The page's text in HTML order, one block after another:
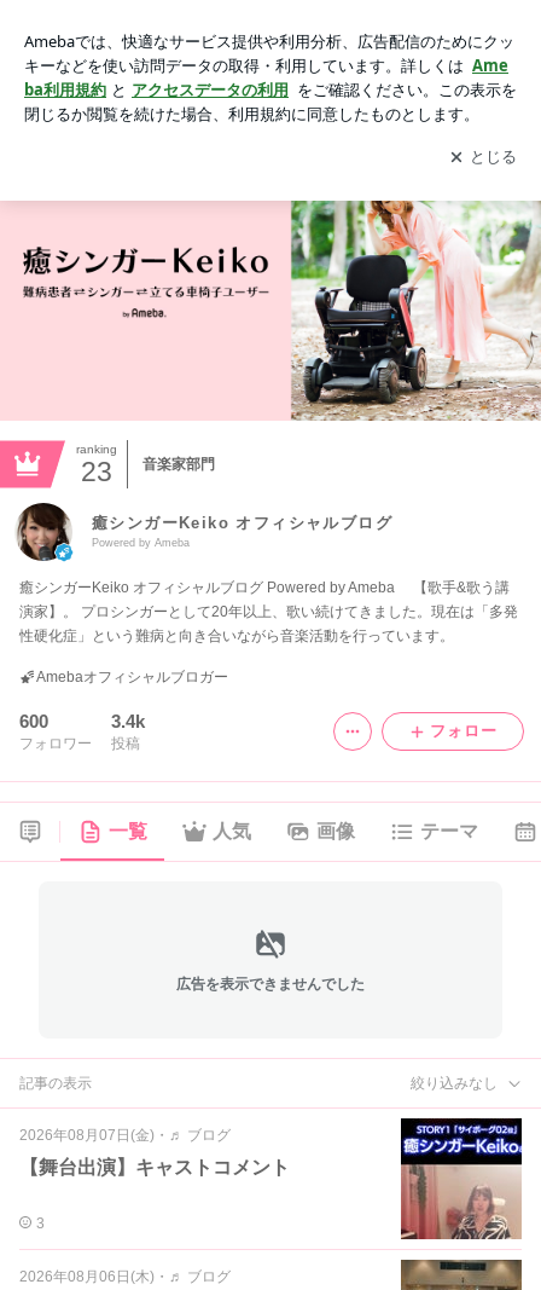
アプリをダウンロードして ブログの更新通知
を受け取りまし
ょう。
開く
ranking
23 音楽家部門
癒シンガーKeiko オフィシャルブログ
Powered by Ameba
癒シンガーKeiko オフィシャルブログ Powered by Ameba 【歌手&歌う講
演家】。 プロシンガーとして20年以上、歌い続けてきました。現在は「多発
性硬化症」という難病と向き合いながら音楽活動を行っています。
Amebaオフィシャルブロガー
600
フォロワー
3.4k
投稿
フォロー
一覧 人気 画像 テーマ
広告を表示できませんでした
記事の表示 絞り込みなし
2026年08月07日(金) ・ ♬ ブログ
【舞台出演】キャストコメント
3
2026年08月06日(木) ・ ♬ ブログ